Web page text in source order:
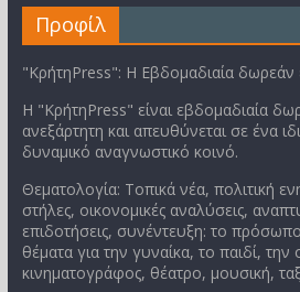
Προφίλ
"ΚρήτηPress": Η Εβδομαδιαία δωρεάν
Η "ΚρήτηPress" είναι εβδομαδιαία
ανεξάρτητη και απευθύνεται σε ένα
δυναμικό αναγνωστικό κοινό.
Θεματολογία: Τοπικά νέα, πολιτική
στήλες, οικονομικές αναλύσεις,
επιδοτήσεις, συνέντευξη: το
θέματα για την γυναίκα, το παιδί, την
κινηματογράφος, θέατρο, μουσική,